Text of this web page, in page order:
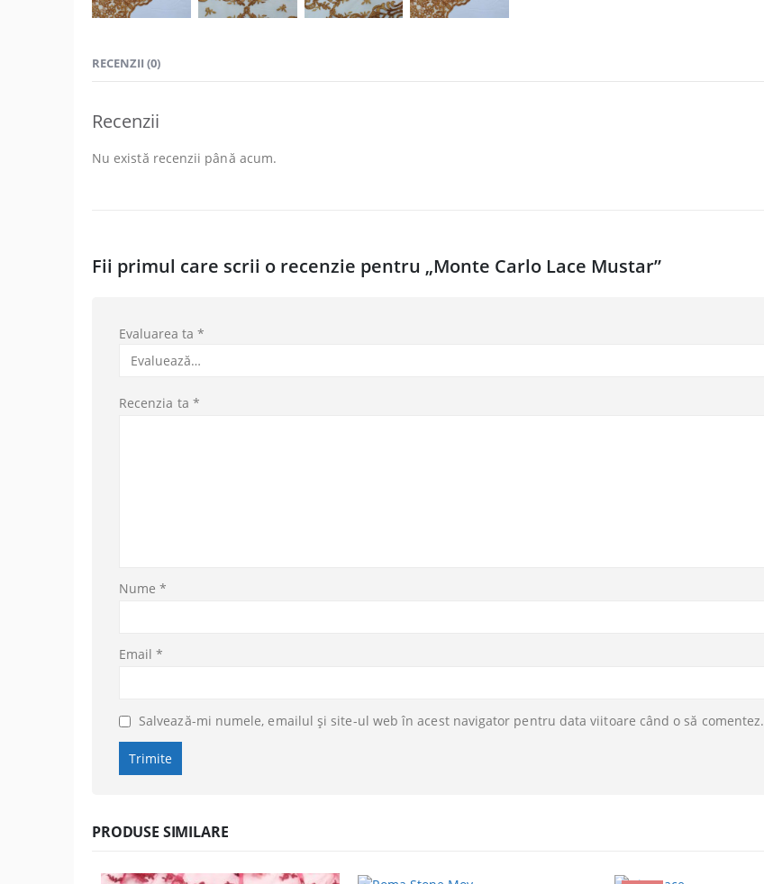
RECENZII (0)
Recenzii
Nu există recenzii până acum.
Fii primul care scrii o recenzie pentru „Monte Carlo Lace Mustar”
Evaluarea ta *
Recenzia ta *
Nume*
Email*
Salvează-mi numele, emailul și site-ul web în acest navigator pentru data viitoare când o să comentez.
PRODUSE SIMILARE